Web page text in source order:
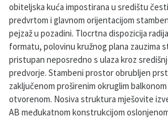
obiteljska kuća impostirana u središtu
predvrtom i glavnom orijentacijom
pejzaž u pozadini. Tlocrtna dispozicija
formatu, polovinu kružnog plana zauzima
pristupan neposredno s ulaza kroz
predvorje. Stambeni prostor obrubljen
zaključenom proširenim okruglim
otvorenom. Nosiva struktura mješovite
AB međukatnom konstrukcijom